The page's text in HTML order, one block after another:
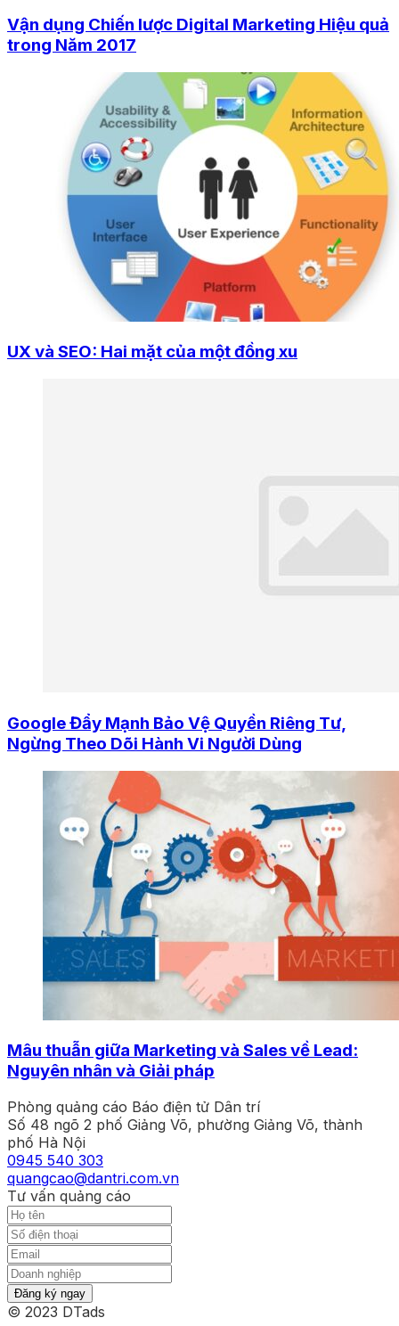
Vận dụng Chiến lược Digital Marketing Hiệu quả
trong Năm 2017
UX và SEO: Hai mặt của một đồng xu
Google Đẩy Mạnh Bảo Vệ Quyền Riêng Tư,
Ngừng Theo Dõi Hành Vi Người Dùng
Mâu thuẫn giữa Marketing và Sales về Lead:
Nguyên nhân và Giải pháp
Phòng quảng cáo Báo điện tử Dân trí
Số 48 ngõ 2 phố Giảng Võ, phường Giảng Võ, thành
phố Hà Nội
0945 540 303
quangcao@dantri.com.vn
Tư vấn quảng cáo
Đăng ký ngay
© 2023 DTads